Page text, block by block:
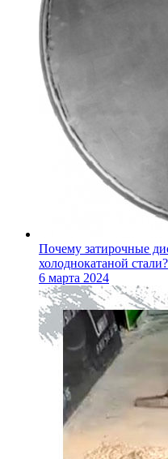
Почему затирочные
холоднокатаной стали?
6 марта 2024